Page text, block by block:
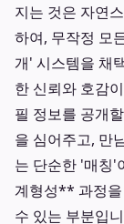
지는 것은 자연
하여, 무작정 모
개' 시스템을 채
한 신뢰와 호감
필 정보를 공개
을 심어주고, 만
는 단순한 '매칭'
계형성** 과정
수 있는 부분입